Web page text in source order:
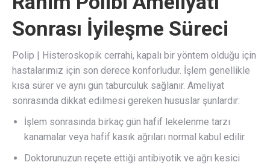
Sonrası İyileşme Süreci
Polip | Histeroskopik cerrahi, kapalı bir yöntem olduğu için
hastalarımız için son derece konforludur. İşlem genellikle
kısa sürer ve aynı gün taburculuk sağlanır. Ameliyat
sonrasında dikkat edilmesi gereken hususlar şunlardır:
İşlem sonrasında birkaç gün hafif lekelenme tarzı
kanamalar veya hafif kasık ağrıları normal kabul edilir.
Doktorunuzun reçete ettiği antibiyotik ve ağrı kesici